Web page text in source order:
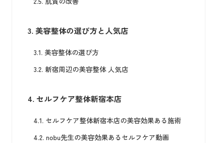
3. 美容整体の選び方と人気店
3.1. 美容整体の選び方
3.2. 新宿周辺の美容整体 人気店
4. セルフケア整体新宿本店
4.1. セルフケア整体新宿本店の美容効果ある施術
4.2. nobu先生の美容効果あるセルフケア動画